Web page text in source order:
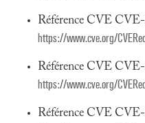
Référence CVE
https://www.cve.org/
Référence CVE
https://www.cve.org/
Référence CVE